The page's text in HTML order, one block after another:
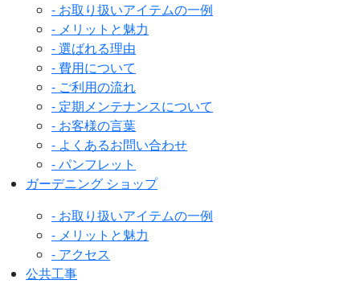
- お取り扱いアイテムの一例
- メリットと魅力
- 選ばれる理由
- 費用について
- ご利用の流れ
- 定期メンテナンスについて
- お客様の言葉
- よくあるお問い合わせ
- パンフレット
ガーデニング ショップ
- お取り扱いアイテムの一例
- メリットと魅力
- アクセス
公共工事